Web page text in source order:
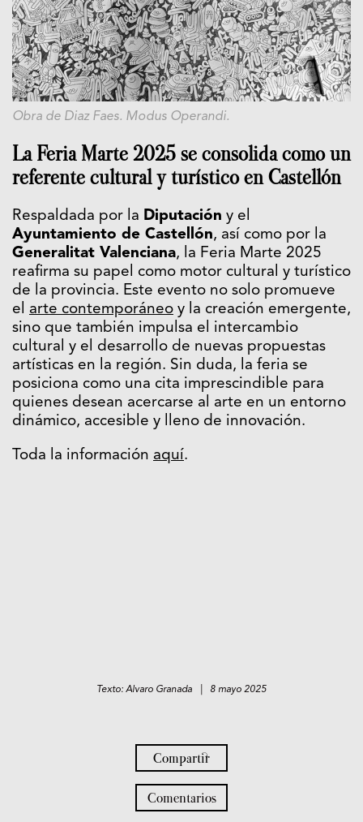
Obra de Diaz Faes. Modus Operandi.
La Feria Marte 2025 se consolida como un
referente cultural y turístico en Castellón
Respaldada por la Diputación y el
Ayuntamiento de Castellón, así como por la
Generalitat Valenciana, la Feria Marte 2025
reafirma su papel como motor cultural y turístico
de la provincia. Este evento no solo promueve
el arte contemporáneo y la creación emergente,
sino que también impulsa el intercambio
cultural y el desarrollo de nuevas propuestas
artísticas en la región. Sin duda, la feria se
posiciona como una cita imprescindible para
quienes desean acercarse al arte en un entorno
dinámico, accesible y lleno de innovación.
Toda la información aquí.
Texto: Alvaro Granada | 8 mayo 2025
Compartir
Comentarios